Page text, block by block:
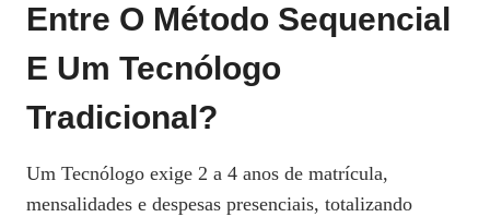
Entre O Método Sequencial
E Um Tecnólogo
Tradicional?
Um Tecnólogo exige 2 a 4 anos de matrícula,
mensalidades e despesas presenciais, totalizando